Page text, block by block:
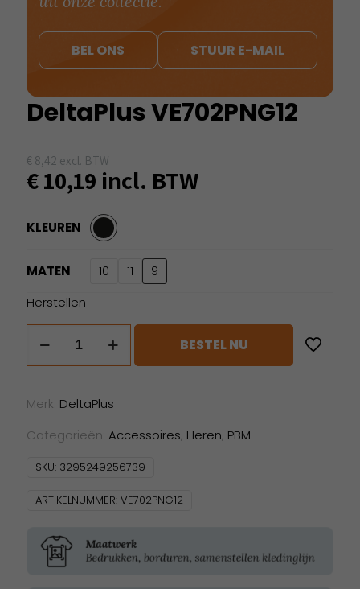
BEL ONS STUUR E-MAIL
DeltaPlus VE702PNG12
€ 8,42 excl. BTW
€10,19 incl. BTW
KLEUREN
MATEN 10 11 9
Herstellen
VE702PNG12
aantal
BESTEL NU
Merk: DeltaPlus
Categorieën: Accessoires, Heren, PBM
SKU: 3295249256739
ARTIKELNUMMER: VE702PNG12